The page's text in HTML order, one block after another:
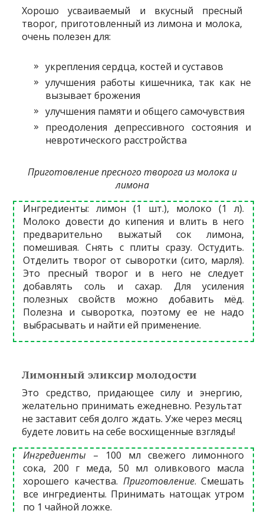
Хорошо усваиваемый и вкусный пресный
творог, приготовленный из лимона и молока,
очень полезен для:
укрепления сердца, костей и суставов
улучшения работы кишечника, так как не
вызывает брожения
улучшения памяти и общего самочувствия
преодоления депрессивного состояния и
невротического расстройства
Приготовление пресного творога из молока и
лимона
Ингредиенты: лимон (1 шт.), молоко (1 л).
Молоко довести до кипения и влить в него
предварительно выжатый сок лимона,
помешивая. Снять с плиты сразу. Остудить.
Отделить творог от сыворотки (сито, марля).
Это пресный творог и в него не следует
добавлять соль и сахар. Для усиления
полезных свойств можно добавить мёд.
Полезна и сыворотка, поэтому ее не надо
выбрасывать и найти ей применение.
Лимонный эликсир молодости
Это средство, придающее силу и энергию,
желательно принимать ежедневно. Результат
не заставит себя долго ждать. Уже через месяц
будете ловить на себе восхищенные взгляды!
Ингредиенты – 100 мл свежего лимонного
сока, 200 г меда, 50 мл оливкового масла
хорошего качества. Приготовление. Смешать
все ингредиенты. Принимать натощак утром
по 1 чайной ложке.